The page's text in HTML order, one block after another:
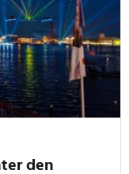
den